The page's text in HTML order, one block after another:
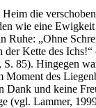
die
wie eine
Ruhe: „Ohne
der Kette des
85). Hingegen
Moment des
Dank und keine
(vgl. Lammer,